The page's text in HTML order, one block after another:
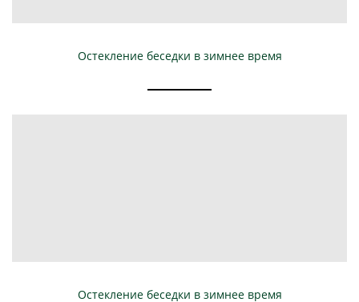
Остекление беседки в зимнее время
Остекление беседки в зимнее время